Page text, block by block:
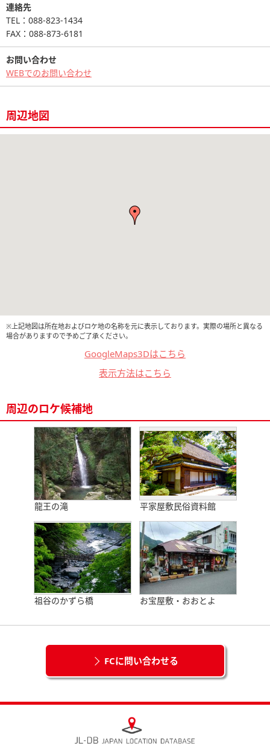
連絡先
TEL：088-823-1434
FAX：088-873-6181
お問い合わせ
WEBでのお問い合わせ
周辺地図
※上記地図は所在地およびロケ地の名称を元に表示しております。実際の場所と異なる
場合がありますので予めご了承ください。
GoogleMaps3Dはこちら
表示方法はこちら
周辺のロケ候補地
龍王の滝 平家屋敷民俗資料館
祖谷のかずら橋 お宝屋敷・おおとよ
FCに問い合わせる